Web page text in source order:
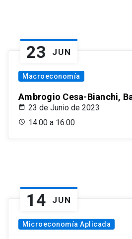
23 JUN
Macroeconomía
Ambrogio Cesa-Bianchi,
23 de Junio de 2023
14:00 a 16:00
14 JUN
Microeconomía Aplicada